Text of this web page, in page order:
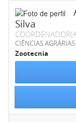
Silva
CIÊNCIAS AGRÁRIAS
Zootecnia